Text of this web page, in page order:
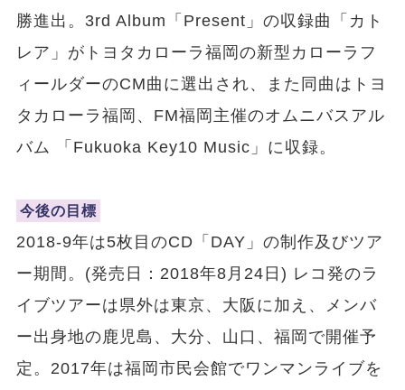
勝進出。3rd Album「Present」の収録曲「カト
レア」がトヨタカローラ福岡の新型カローラフ
ィールダーのCM曲に選出され、また同曲はトヨ
タカローラ福岡、FM福岡主催のオムニバスアル
バム 「Fukuoka Key10 Music」に収録。
今後の目標
2018-9年は5枚目のCD「DAY」の制作及びツア
ー期間。(発売日：2018年8月24日) レコ発のラ
イブツアーは県外は東京、大阪に加え、メンバ
ー出身地の鹿児島、大分、山口、福岡で開催予
定。2017年は福岡市民会館でワンマンライブを